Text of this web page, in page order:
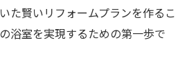
た賢いリフォームプランを作るこ
浴室を実現するための第一歩で